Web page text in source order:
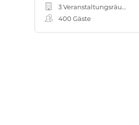
3 Veranstaltungsräume
400 Gäste